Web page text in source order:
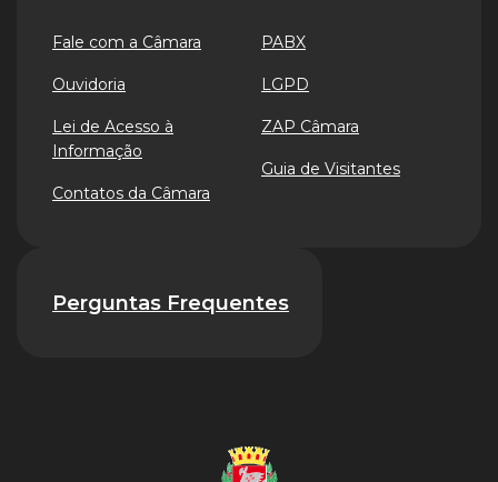
Fale com a Câmara
Ouvidoria
Lei de Acesso à
Informação
Contatos da Câmara
PABX
LGPD
ZAP Câmara
Guia de Visitantes
Perguntas Frequentes